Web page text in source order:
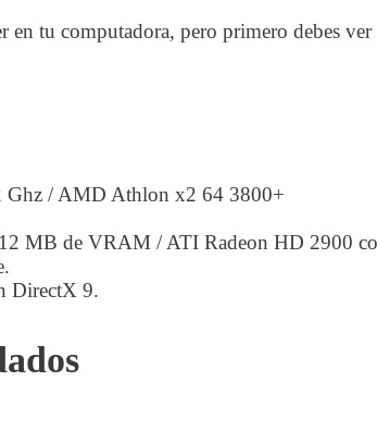
en tu computadora, pero primero debes
Ghz / AMD Athlon x2 64 3800+
MB de VRAM / ATI Radeon HD 2900
DirectX 9.